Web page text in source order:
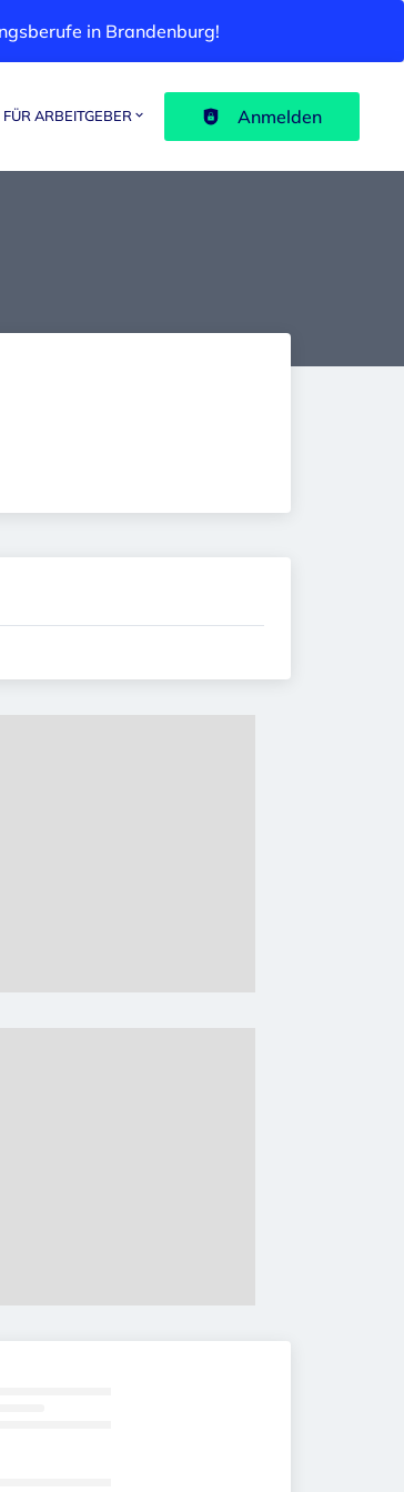
in Brandenburg!
FÜR ARBEITGEBER Anmelden